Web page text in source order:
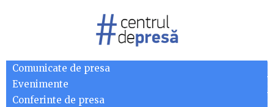
Comunicate de presa
Evenimente
Conferinte de presa